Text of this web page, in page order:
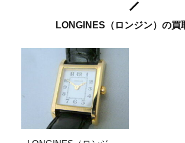
LONGINES（ロンジン）の買